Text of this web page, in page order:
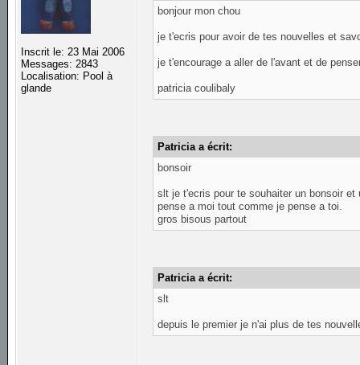
Inscrit le: 23 Mai 2006
Messages: 2843
Localisation: Pool à
glande
bonjour mon chou
je t'ecris pour avoir de tes nouvelles et
je t'encourage a aller de l'avant et de
patricia coulibaly
Patricia a écrit:
bonsoir
slt je t'ecris pour te souhaiter un bonsoir et
pense a moi tout comme je pense a toi.
gros bisous partout
Patricia a écrit:
slt
depuis le premier je n'ai plus de tes